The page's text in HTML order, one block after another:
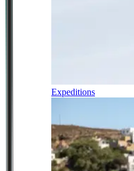
Expeditions